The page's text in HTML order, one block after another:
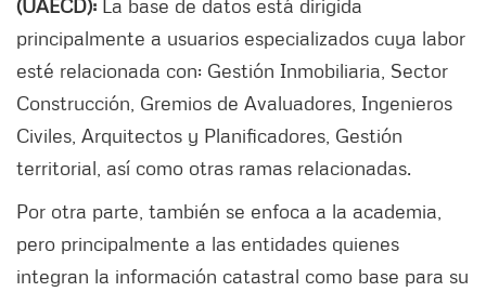
(UAECD): La base de datos está dirigida
principalmente a usuarios especializados cuya labor
esté relacionada con: Gestión Inmobiliaria, Sector
Construcción, Gremios de Avaluadores, Ingenieros
Civiles, Arquitectos y Planificadores, Gestión
territorial, así como otras ramas relacionadas.
Por otra parte, también se enfoca a la academia,
pero principalmente a las entidades quienes
integran la información catastral como base para su